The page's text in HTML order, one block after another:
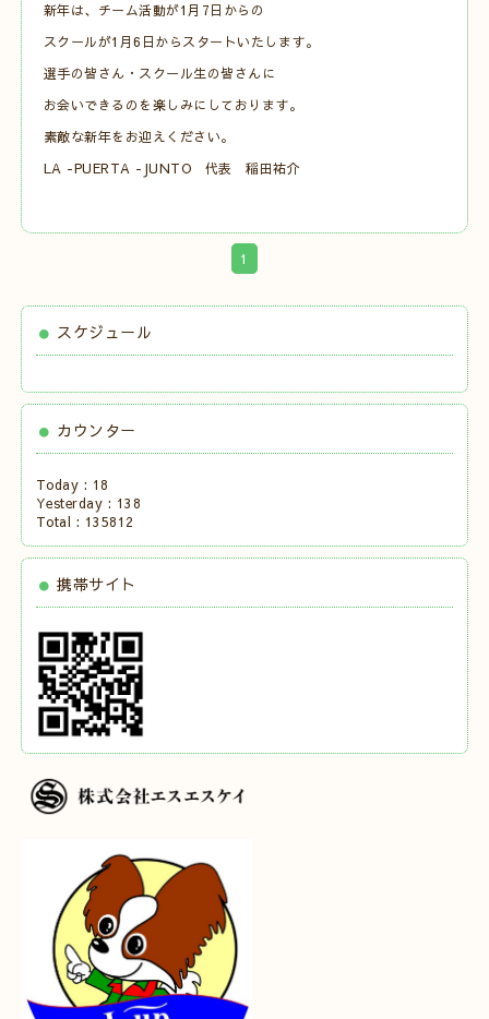
新年は、チーム活動が1月7日からの
スクールが1月6日からスタートいたします。
選手の皆さん・スクール生の皆さんに
お会いできるのを楽しみにしております。
素敵な新年をお迎えください。
LA -PUERTA -JUNTO 代表 稲田祐介
1
スケジュール
カウンター
Today : 18
Yesterday : 138
Total : 135812
携帯サイト